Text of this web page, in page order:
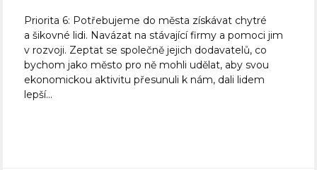
Priorita 6: Potřebujeme do města získávat chytré
a šikovné lidi. Navázat na stávající firmy a pomoci jim
v rozvoji. Zeptat se společně jejich dodavatelů, co
bychom jako město pro ně mohli udělat, aby svou
ekonomickou aktivitu přesunuli k nám, dali lidem
lepší...